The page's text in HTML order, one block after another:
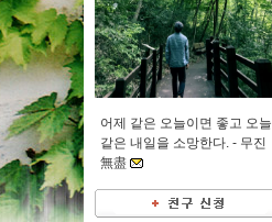
어제 같은 오늘이면 좋고 오늘
같은 내일을 소망한다. - 무진
無盡